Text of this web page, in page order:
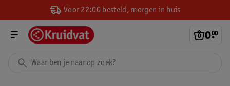
Voor 22:00 besteld, morgen in huis
0.
00